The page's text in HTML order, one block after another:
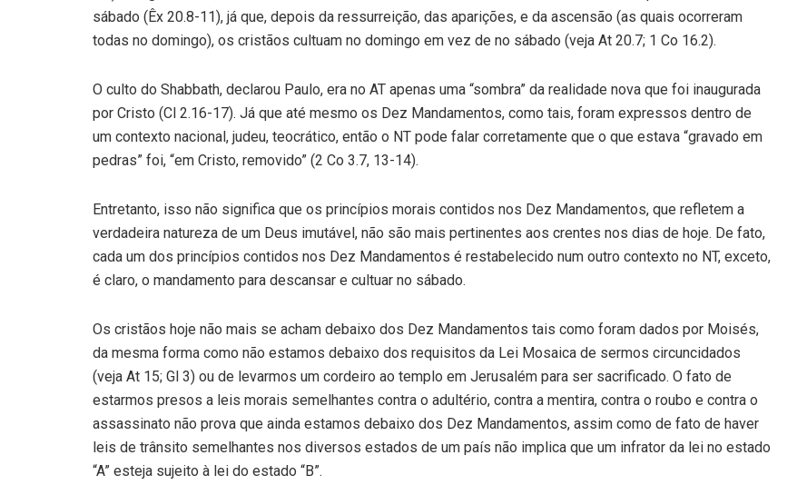
sábado (Êx 20.8-11), já que, depois da ressurreição, das aparições, e da ascensão (as quais ocorreram
todas no domingo), os cristãos cultuam no domingo em vez de no sábado (veja At 20.7; 1 Co 16.2).
O culto do Shabbath, declarou Paulo, era no AT apenas uma “sombra” da realidade nova que foi inaugurada
por Cristo (Cl 2.16-17). Já que até mesmo os Dez Mandamentos, como tais, foram expressos dentro de
um contexto nacional, judeu, teocrático, então o NT pode falar corretamente que o que estava “gravado em
pedras” foi, “em Cristo, removido” (2 Co 3.7, 13-14).
Entretanto, isso não significa que os princípios morais contidos nos Dez Mandamentos, que refletem a
verdadeira natureza de um Deus imutável, não são mais pertinentes aos crentes nos dias de hoje. De fato,
cada um dos princípios contidos nos Dez Mandamentos é restabelecido num outro contexto no NT, exceto,
é claro, o mandamento para descansar e cultuar no sábado.
Os cristãos hoje não mais se acham debaixo dos Dez Mandamentos tais como foram dados por Moisés,
da mesma forma como não estamos debaixo dos requisitos da Lei Mosaica de sermos circuncidados
(veja At 15; Gl 3) ou de levarmos um cordeiro ao templo em Jerusalém para ser sacrificado. O fato de
estarmos presos a leis morais semelhantes contra o adultério, contra a mentira, contra o roubo e contra o
assassinato não prova que ainda estamos debaixo dos Dez Mandamentos, assim como de fato de haver
leis de trânsito semelhantes nos diversos estados de um país não implica que um infrator da lei no estado
“A” esteja sujeito à lei do estado “B”.